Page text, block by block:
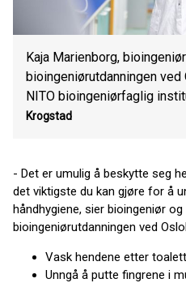
Kaja Marienborg,
bioingeniørutdanningen
NITO bioingeniørfaglig
Krogstad
- Det er umulig å beskytte seg
det viktigste du kan gjøre for å
håndhygiene, sier bioingeniør
bioingeniørutdanningen ved
Vask hendene etter
Unngå å putte fingrene i